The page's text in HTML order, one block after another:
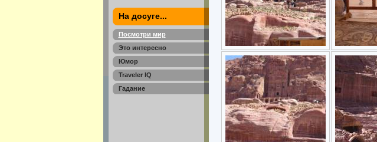
На досуге...
Посмотри мир
Это интересно
Юмор
Traveler IQ
Гадание